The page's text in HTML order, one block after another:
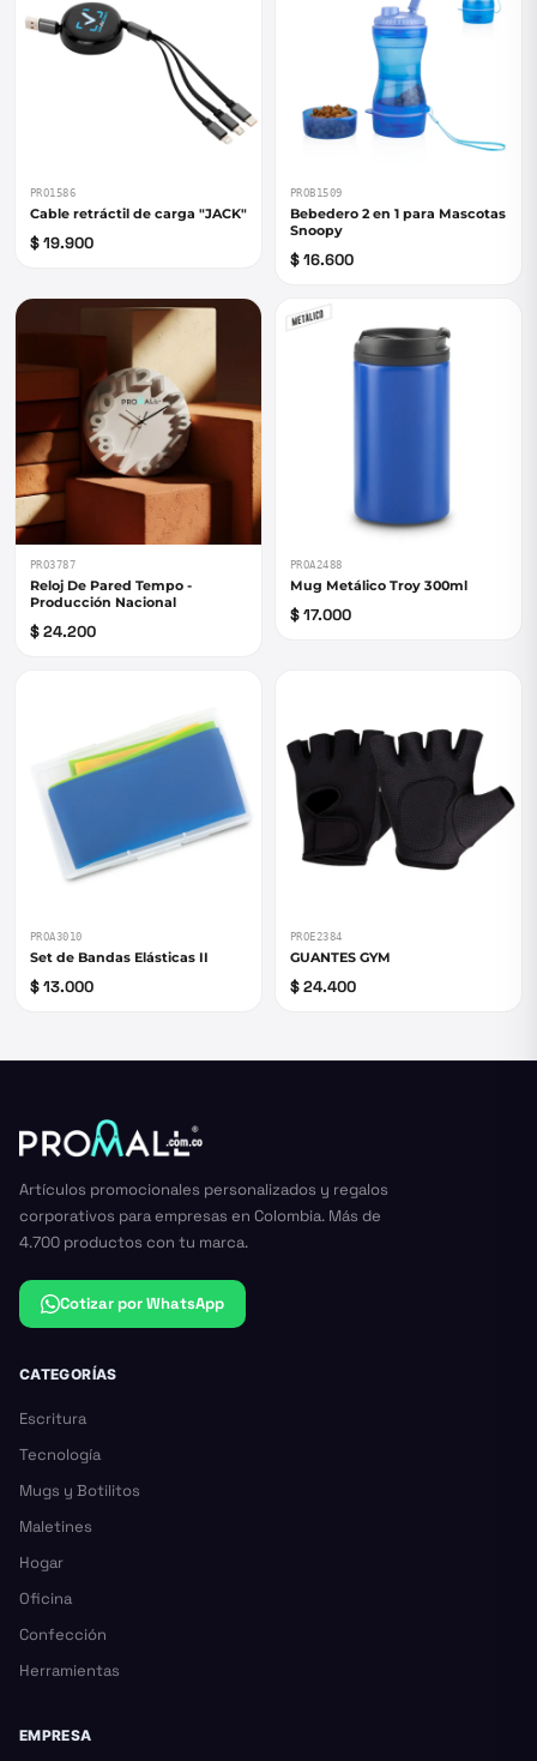
PRO1586
Cable retráctil de carga "JACK"
$ 19.900
PROB1509
Bebedero 2 en 1 para Mascotas
Snoopy
$ 16.600
PRO3787
Reloj De Pared Tempo -
Producción Nacional
$ 24.200
PROA2488
Mug Metálico Troy 300ml
$ 17.000
PROA3010
Set de Bandas Elásticas II
$ 13.000
PROE2384
GUANTES GYM
$ 24.400
Artículos promocionales personalizados y regalos
corporativos para empresas en Colombia. Más de
4.700 productos con tu marca.
Cotizar por WhatsApp
CATEGORÍAS
Escritura
Tecnología
Mugs y Botilitos
Maletines
Hogar
Oficina
Confección
Herramientas
EMPRESA